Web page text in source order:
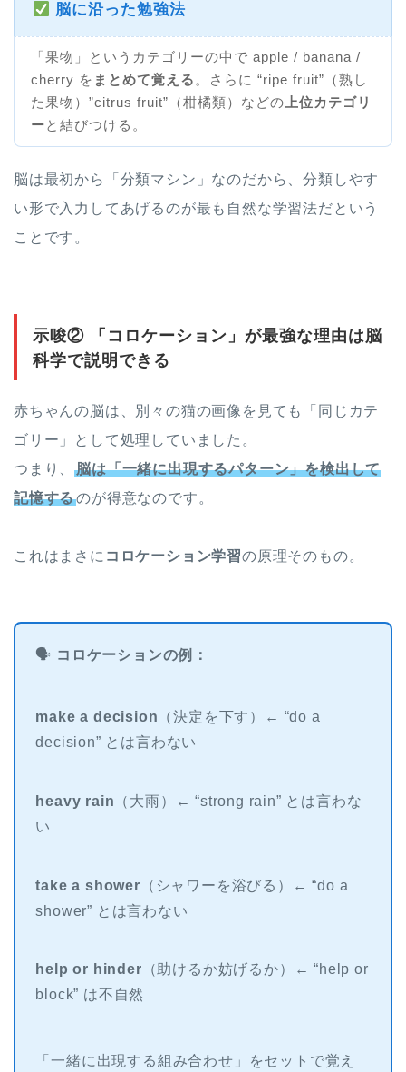
脳に沿った勉強法
「果物」というカテゴリーの中で apple / banana /
cherry を まとめて覚える 。さらに “ripe fruit”（熟し
た果物）”citrus fruit”（柑橘類）などの 上位カテゴリ
ーと結びつける。
脳は最初から「分類マシン」なのだから、分類しやす
い形で入力してあげるのが最も自然な学習法だという
ことです。
示唆② 「コロケーション」が最強な理由は脳
科学で説明できる
赤ちゃんの脳は、別々の猫の画像を見ても「同じカテ
ゴリー」として処理していました。
つまり、脳は「一緒に出現するパターン」を検出して
記憶するのが得意なのです。
これはまさに コロケーション学習の原理そのもの。
🗣 コロケーションの例：
make a decision （決定を下す）← “do a
decision” とは言わない
heavy rain （大雨）← “strong rain” とは言わな
い
take a shower （シャワーを浴びる）← “do a
shower” とは言わない
help or hinder （助けるか妨げるか）← “help or
block” は不自然
「一緒に出現する組み合わせ」をセットで覚え